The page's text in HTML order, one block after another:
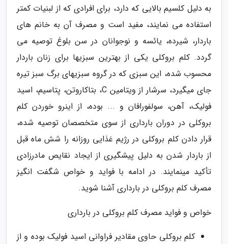
به دلیل کلسیم بالایی که دارد، برای افرادی که از لبنیات کمتر
استفاده می نمایند، مفید است و مصرف آن به خانم های
باردار، شیرده، یائسه و نوجوانان در سن بلوغ توصیه می
گردد. کلم بروکلی یکی از بهترین سبزیها برای زنان باردار
محسوب شده، این سبزی که در گروه سبزیهای برگ سبز تیره
جای میگیرد، سرشار از ویتامین C، بتاکاروتن، پتاسیم، اسید
فولیک، آهن، سولفورافان و ... بوده، از اینرو خوردن کلم
بروکلی در دوران بارداری از سوی متخصصان توصیه شده،
قرار دادن کلم بروکلی در رژیم غذایی روزانه را شش ماه قبل
از باردار شدن به دلیل پیشگیری از ایجاد نقایص مادرزادی
تأکید مینمایند. در ادامه با فواید و خواص شگفت انگیز
مصرف کلم بروکلی در بارداری آشنا شوید.
خواص و فواید مصرف کلم بروکلی در بارداری
کلم بروکلی حاوی مقادیر فراوانی اسید فولیک بوده و از